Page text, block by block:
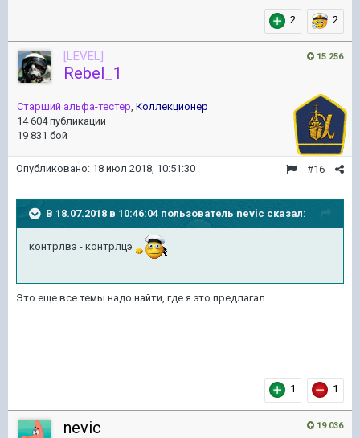
2 2
15 256
[LEVEL]
Rebel_1
Старший альфа-тестер, Коллекционер
14 604 публикации
19 831 бой
#16
Опубликовано: 18 июл 2018, 10:51:30
В 18.07.2018 в 10:46:04 пользователь nevic сказал:
контрлвэ - контрлцэ
Это еще все темы надо найти, где я это предлагал.
1 1
19 036
nevic